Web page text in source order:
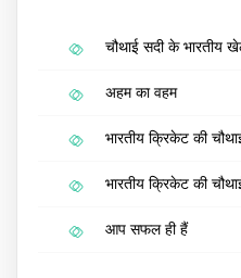
चौथाई सदी के भारतीय
अहम का वहम
भारतीय क्रिकेट की
भारतीय क्रिकेट की
आप सफल ही हैं